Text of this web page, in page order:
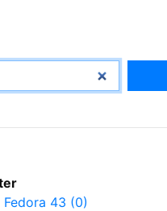
Fedora 43 (0)